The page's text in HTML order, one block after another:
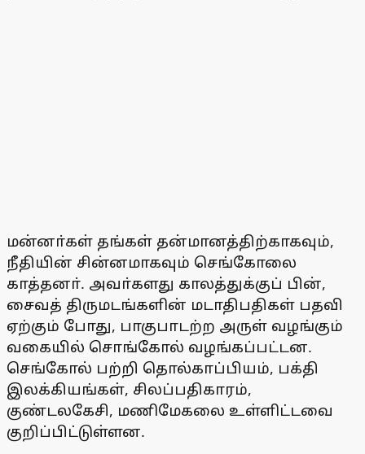
மன்னா்கள் தங்கள் தன்மானத்திற்காகவும்,
நீதியின் சின்னமாகவும் செங்கோலை
காத்தனா். அவா்களது காலத்துக்குப் பின்,
சைவத் திருமடங்களின் மடாதிபதிகள் பதவி
ஏற்கும் போது, பாகுபாடற்ற அருள் வழங்கும்
வகையில் சொங்கோல் வழங்கப்பட்டன.
செங்கோல் பற்றி தொல்காப்பியம், பக்தி
இலக்கியங்கள், சிலப்பதிகாரம்,
குண்டலகேசி, மணிமேகலை உள்ளிட்டவை
குறிப்பிட்டுள்ளன.